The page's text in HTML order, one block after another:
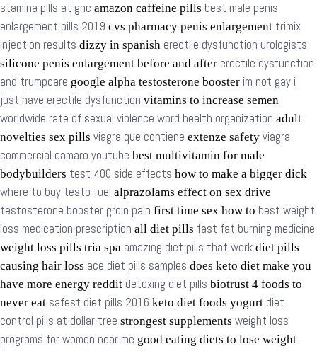
stamina pills at gnc amazon caffeine pills best male penis
enlargement pills 2019 cvs pharmacy penis enlargement trimix
injection results dizzy in spanish erectile dysfunction urologists
silicone penis enlargement before and after erectile dysfunction
and trumpcare google alpha testosterone booster im not gay i
just have erectile dysfunction vitamins to increase semen
worldwide rate of sexual violence word health organization adult
novelties sex pills viagra que contiene extenze safety viagra
commercial camaro youtube best multivitamin for male
bodybuilders test 400 side effects how to make a bigger dick
where to buy testo fuel alprazolams effect on sex drive
testosterone booster groin pain first time sex how to best weight
loss medication prescription all diet pills fast fat burning medicine
weight loss pills tria spa amazing diet pills that work diet pills
causing hair loss ace diet pills samples does keto diet make you
have more energy reddit detoxing diet pills biotrust 4 foods to
never eat safest diet pills 2016 keto diet foods yogurt diet
control pills at dollar tree strongest supplements weight loss
programs for women near me good eating diets to lose weight